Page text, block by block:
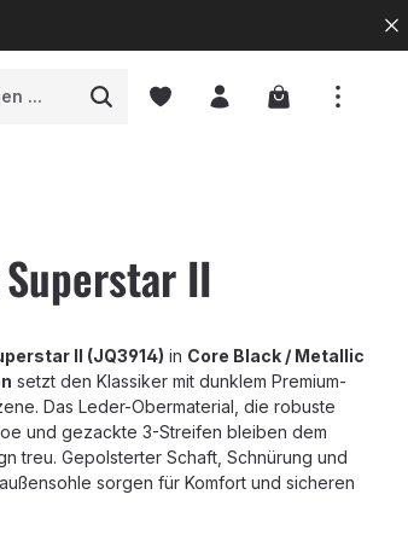
Warenkorb
II
II (JQ3914) in Core Black / Metallic
setzt den Klassiker mit dunklem Premium-
Das Leder-Obermaterial, die robuste
und gezackte 3-Streifen bleiben dem
treu. Gepolsterter Schaft, Schnürung und
sorgen für Komfort und sicheren